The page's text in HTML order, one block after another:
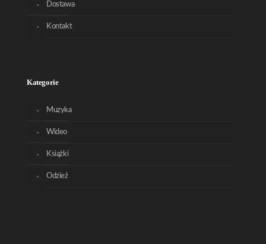
Dostawa
Kontakt
Kategorie
Muzyka
Wideo
Książki
Odzież